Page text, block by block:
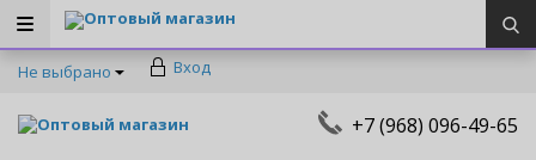
Оптовый магазин
Не выбрано Вход
Оптовый магазин +7 (968) 096-49-65